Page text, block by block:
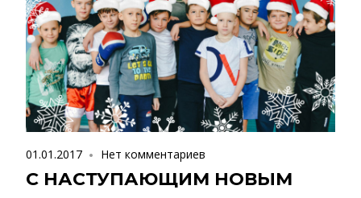
01.01.2017 Нет комментариев
С НАСТУПАЮЩИМ НОВЫМ